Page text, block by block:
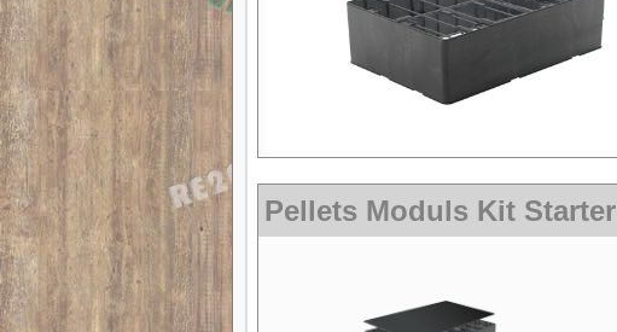
Pellets Moduls Kit Starter